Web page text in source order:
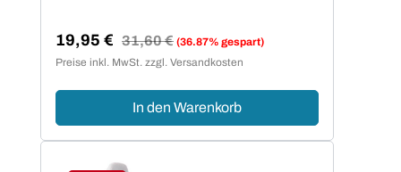
Sparpakete runden das Reebok Step
Verkaufspreis:
19,95 € Regulärer Preis:
31,60 € (36.87% gespart)
Preise inkl. MwSt. zzgl. Versandkosten
In den Warenkorb